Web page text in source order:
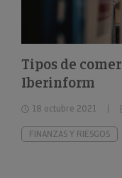
Tipos de
Iberinform
18 octubre 2021
FINANZAS Y RIESGOS